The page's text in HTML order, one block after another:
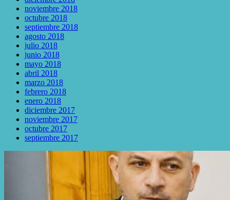
noviembre 2018
octubre 2018
septiembre 2018
agosto 2018
julio 2018
junio 2018
mayo 2018
abril 2018
marzo 2018
febrero 2018
enero 2018
diciembre 2017
noviembre 2017
octubre 2017
septiembre 2017